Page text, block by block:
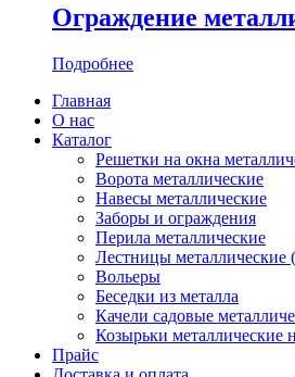
Ограждение
Подробнее
Главная
О нас
Каталог
Решетки на окна
Ворота металлические
Навесы металлические
Заборы и ограждения
Перила металлические
Лестницы металлические
Вольеры
Беседки из металла
Качели садовые
Козырьки металлические
Прайс